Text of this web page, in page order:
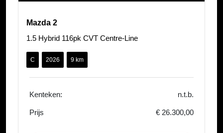
Mazda 2
1.5 Hybrid 116pk CVT Centre-Line
C 2026 9 km
Kenteken: n.t.b.
Prijs € 26.300,00